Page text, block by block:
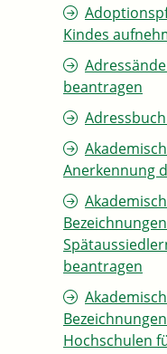
Kindes
beantragen
Anerkennung
beantragen
Hochschulen